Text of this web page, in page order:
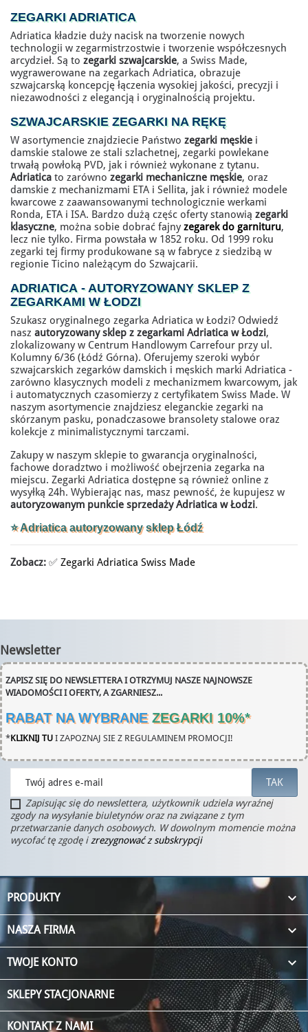
ZEGARKI ADRIATICA
Adriatica kładzie duży nacisk na tworzenie nowych
technologii w zegarmistrzostwie i tworzenie współczesnych
arcydzieł. Są to zegarki szwajcarskie, a Swiss Made,
wygrawerowane na zegarkach Adriatica, obrazuje
szwajcarską koncepcję łączenia wysokiej jakości, precyzji i
niezawodności z elegancją i oryginalnością projektu.
SZWAJCARSKIE ZEGARKINA RĘKĘ
W asortymencie znajdziecie Państwo zegarki męskie i
damskie stalowe ze stali szlachetnej, zegarki powlekane
trwałą powłoką PVD, jak i również wykonane z tytanu.
Adriatica to zarówno zegarki mechaniczne męskie, oraz
damskie z mechanizmami ETA i Sellita, jak i również modele
kwarcowe z zaawansowanymi technologicznie werkami
Ronda, ETA i ISA. Bardzo dużą częśc oferty stanowią zegarki
klasyczne, można sobie dobrać fajny zegarek do garnituru,
lecz nie tylko. Firma powstała w 1852 roku. Od 1999 roku
zegarki tej firmy produkowane są w fabryce z siedzibą w
regionie Ticino należącym do Szwajcarii.
ADRIATICA - AUTORYZOWANY SKLEP Z
ZEGARKAMI W ŁODZI
Szukasz oryginalnego zegarka Adriatica w Łodzi? Odwiedź
nasz autoryzowany sklep z zegarkami Adriatica w Łodzi,
zlokalizowany w Centrum Handlowym Carrefour przy ul.
Kolumny 6/36 (Łódź Górna). Oferujemy szeroki wybór
szwajcarskich zegarków damskich i męskich marki Adriatica -
zarówno klasycznych modeli z mechanizmem kwarcowym, jak
i automatycznych czasomierzy z certyfikatem Swiss Made. W
naszym asortymencie znajdziesz eleganckie zegarki na
skórzanym pasku, ponadczasowe bransolety stalowe oraz
kolekcje z minimalistycznymi tarczami.
Zakupy w naszym sklepie to gwarancja oryginalności,
fachowe doradztwo i możliwość obejrzenia zegarka na
miejscu. Zegarki Adriatica dostępne są również online z
wysyłką 24h. Wybierając nas, masz pewność, że kupujesz w
autoryzowanym punkcie sprzedaży Adriatica w Łodzi.
⭐ Adriatica autoryzowany sklep Łódź
Zobacz: ✅ Zegarki Adriatica Swiss Made
Newsletter
ZAPISZ SIĘ DO NEWSLETTERA I OTRZYMUJ NASZE NAJNOWSZE
WIADOMOŚCI I OFERTY, A ZGARNIESZ...
RABAT NA WYBRANE ZEGARKI 10%*
*KLIKNIJ TU I ZAPOZNAJ SIE Z REGULAMINEM PROMOCJI!
Zapisując się do newslettera, użytkownik udziela wyraźnej
zgody na wysyłanie biuletynów oraz na związane z tym
przetwarzanie danych osobowych. W dowolnym momencie można
wycofać tę zgodę i zrezygnować z subskrypcji
PRODUKTY 
NASZA FIRMA 
TWOJE KONTO 
SKLEPY STACJONARNE
KONTAKT Z NAMI